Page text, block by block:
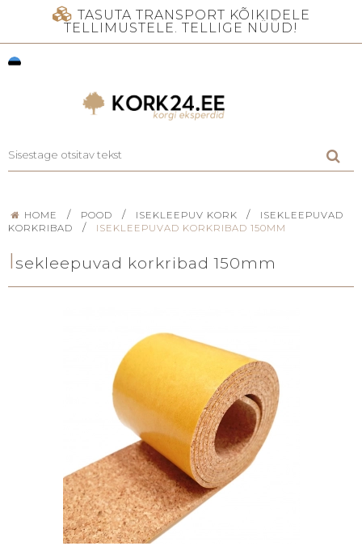
TASUTA TRANSPORT KÕIKIDELE
TELLIMUSTELE. TELLIGE NÜÜD!
HOME / POOD / ISEKLEEPUV KORK /
ISEKLEEPUVAD
KORKRIBAD
/ ISEKLEEPUVAD KORKRIBAD 150MM
Isekleepuvad korkribad 150mm